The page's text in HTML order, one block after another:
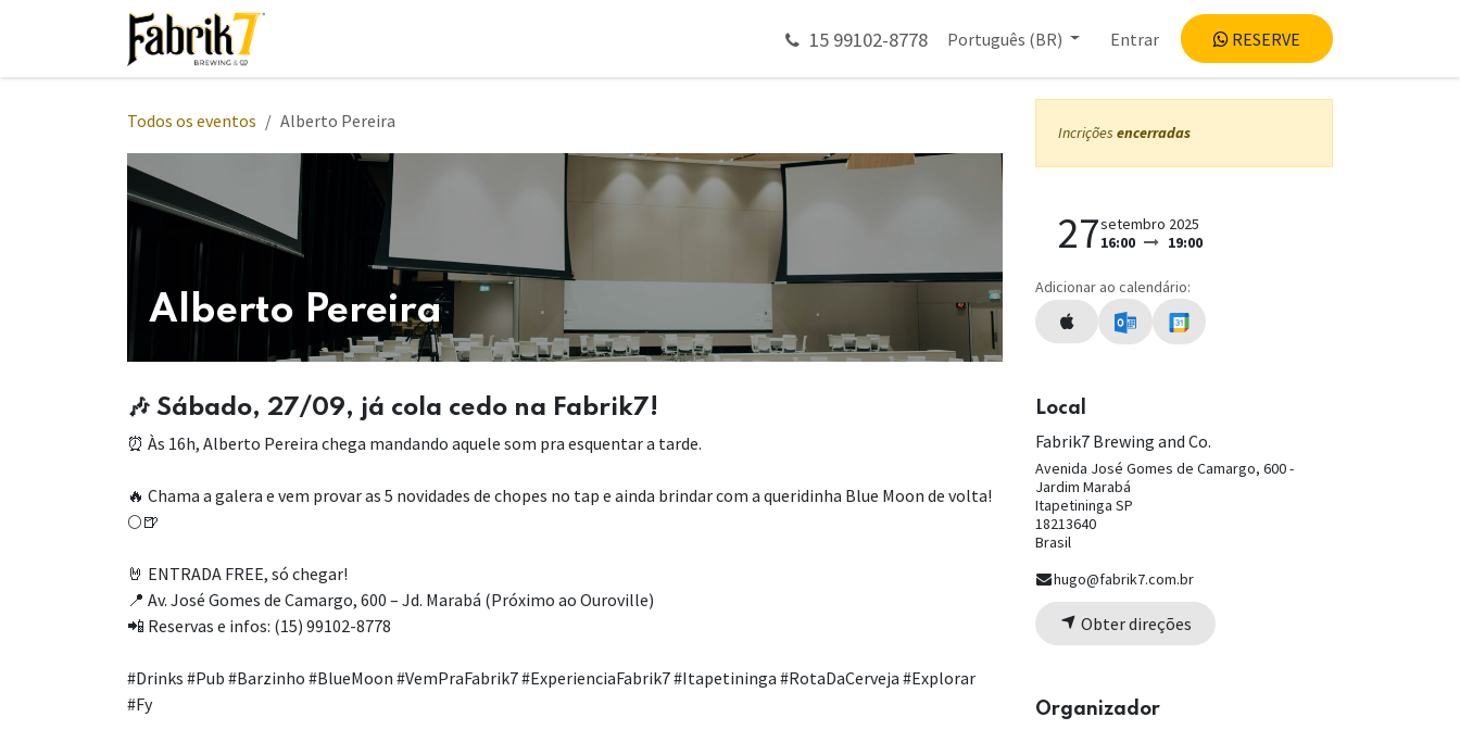
Pular para o conteúdo
15 99102-8778 Português (BR) Entrar RESERVE
Todos os eventos Alberto Pereira
Alberto Pereira
🎶 Sábado, 27/09, já cola cedo na Fabrik7!
⏰ Às 16h, Alberto Pereira chega mandando aquele som pra esquentar a tarde.
🔥 Chama a galera e vem provar as 5 novidades de chopes no tap e ainda brindar com a queridinha Blue Moon de volta!
🌕🍺
🤘 ENTRADA FREE, só chegar!
📍 Av. José Gomes de Camargo, 600 – Jd. Marabá (Próximo ao Ouroville)
📲 Reservas e infos: (15) 99102-8778
#Drinks #Pub #Barzinho #BlueMoon #VemPraFabrik7 #ExperienciaFabrik7 #Itapetininga #RotaDaCerveja #Explorar
#Fy
Incrições encerradas
27setembro 2025
16:00
19:00
Adicionar ao calendário:
Local
Fabrik7 Brewing and Co.
Avenida José Gomes de Camargo, 600 -
Jardim Marabá
Itapetininga SP
18213640
Brasil
hugo@fabrik7.com.br
Obter direções
Organizador